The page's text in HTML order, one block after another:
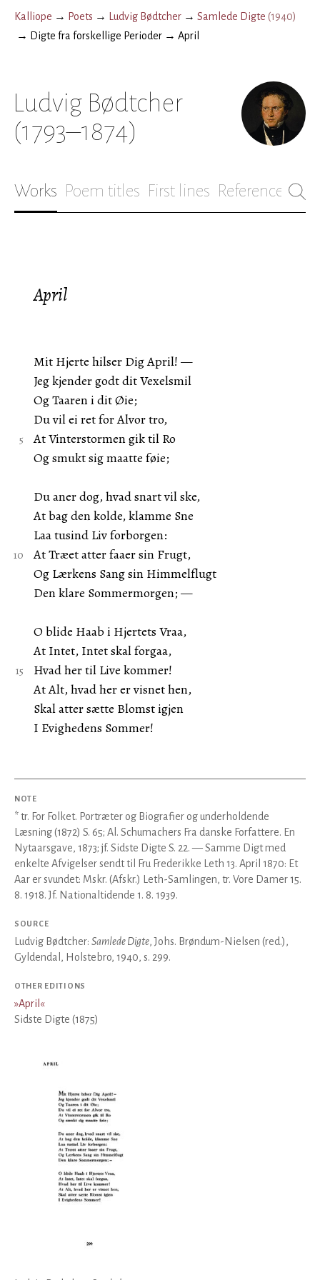
Kalliope → Poets → Ludvig Bødtcher → Samlede Digte (1940)
→ Digte fra forskellige Perioder → April
Ludvig Bødtcher
(1793–1874)
Works Poem titles First lines References
April
Mit Hjerte hilser Dig April! —
Jeg kjender godt dit Vexelsmil
Og Taaren i dit Øie;
Du vil ei ret for Alvor tro,
At Vinterstormen gik til Ro
Og smukt sig maatte føie;
Du aner dog, hvad snart vil ske,
At bag den kolde, klamme Sne
Laa tusind Liv forborgen:
At Træet atter faaer sin Frugt,
Og Lærkens Sang sin Himmelflugt
Den klare Sommermorgen; —
O blide Haab i Hjertets Vraa,
At Intet, Intet skal forgaa,
Hvad her til Live kommer!
At Alt, hvad her er visnet hen,
Skal atter sætte Blomst igjen
I Evighedens Sommer!
NOTE
* tr. For Folket. Portræter og Biografier og underholdende
Læsning (1872) S. 65; Al. Schumachers Fra danske Forfattere. En
Nytaarsgave, 1873; jf. Sidste Digte S. 22. — Samme Digt med
enkelte Afvigelser sendt til Fru Frederikke Leth 13. April 1870: Et
Aar er svundet: Mskr. (Afskr.) Leth-Samlingen, tr. Vore Damer 15.
8. 1918. Jf. Nationaltidende 1. 8. 1939.
SOURCE
Ludvig Bødtcher: Samlede Digte, Johs. Brøndum-Nielsen (red.),
Gyldendal, Holstebro, 1940, s. 299.
OTHER EDITIONS
»April «
Sidste Digte (1875)